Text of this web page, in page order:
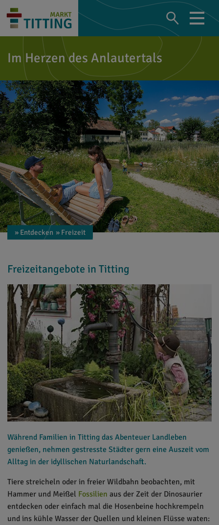
Im Herzen des Anlautertals
» Entdecken » Freizeit
Freizeitangebote in Titting
Während Familien in Titting das Abenteuer Landleben
genießen, nehmen gestresste Städter gern eine Auszeit vom
Alltag in der idyllischen Naturlandschaft.
Tiere streicheln oder in freier Wildbahn beobachten, mit
Hammer und Meißel Fossilien aus der Zeit der Dinosaurier
entdecken oder einfach mal die Hosenbeine hochkrempeln
und ins kühle Wasser der Quellen und kleinen Flüsse waten: